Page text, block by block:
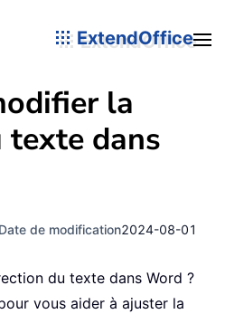
ExtendOffice
la
dans
Date de modification2024-08-01
du texte dans Word ?
vous aider à ajuster la